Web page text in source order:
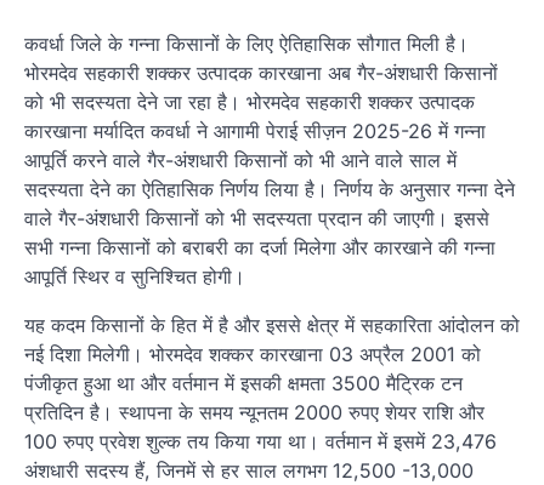
कवर्धा जिले के गन्ना किसानों के लिए ऐतिहासिक सौगात मिली है।
भोरमदेव सहकारी शक्कर उत्पादक कारखाना अब गैर-अंशधारी किसानों
को भी सदस्यता देने जा रहा है। भोरमदेव सहकारी शक्कर उत्पादक
कारखाना मर्यादित कवर्धा ने आगामी पेराई सीज़न 2025-26 में गन्ना
आपूर्ति करने वाले गैर-अंशधारी किसानों को भी आने वाले साल में
सदस्यता देने का ऐतिहासिक निर्णय लिया है। निर्णय के अनुसार गन्ना देने
वाले गैर-अंशधारी किसानों को भी सदस्यता प्रदान की जाएगी। इससे
सभी गन्ना किसानों को बराबरी का दर्जा मिलेगा और कारखाने की गन्ना
आपूर्ति स्थिर व सुनिश्चित होगी।
यह कदम किसानों के हित में है और इससे क्षेत्र में सहकारिता आंदोलन को
नई दिशा मिलेगी। भोरमदेव शक्कर कारखाना 03 अप्रैल 2001 को
पंजीकृत हुआ था और वर्तमान में इसकी क्षमता 3500 मैट्रिक टन
प्रतिदिन है। स्थापना के समय न्यूनतम 2000 रुपए शेयर राशि और
100 रुपए प्रवेश शुल्क तय किया गया था। वर्तमान में इसमें 23,476
अंशधारी सदस्य हैं, जिनमें से हर साल लगभग 12,500 -13,000